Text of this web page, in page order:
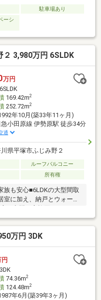
駐車場あり
ーシ
3,980万円 6SLDK
万円
6SLDK
169.42m2
252.72m2
年10月(築33年11ヶ月)
小田原線 伊勢原駅 徒歩34分
通
県平塚市ふじみ野２
ルーフバルコニー
所有権
族も安心■6LDKの大型間取
に加え、納戸とウォーク
々空間で家族団らんもゆっ
で、読書やガーデニン
ます。■事務所兼自宅にも
万円 3DK
円
3DK
74.36m2
124.48m2
年6月(築39年3ヶ月)